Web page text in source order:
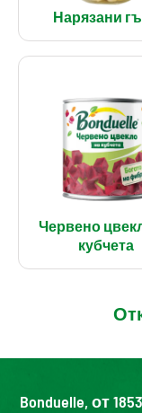
Нарязани
Червено
кубчета
Bonduelle, от